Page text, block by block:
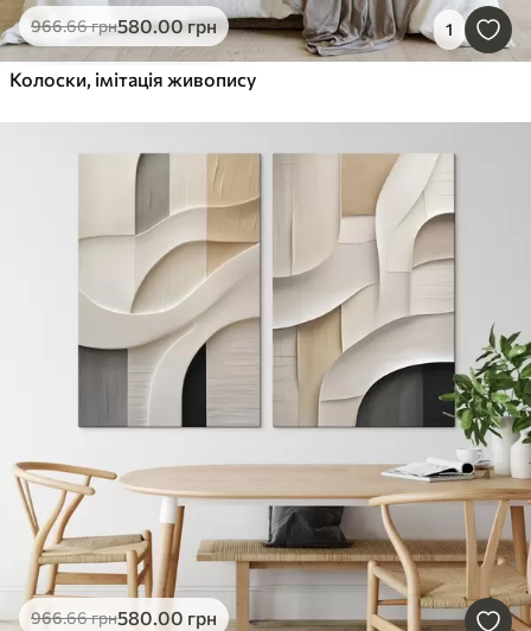
966.66грн580.00грн 1
Колоски, імітація живопису
966.66грн580.00 грн